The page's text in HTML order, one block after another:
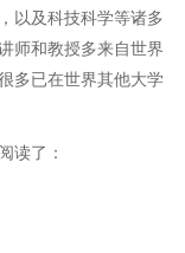
以及科技科学等诸多
师和教授多来自世界
多已在世界其他大学
读了：